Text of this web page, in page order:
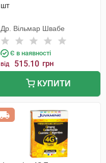
шт
Др. Вільмар Швабе
Є в наявності
від 515.10 грн
КУПИТИ